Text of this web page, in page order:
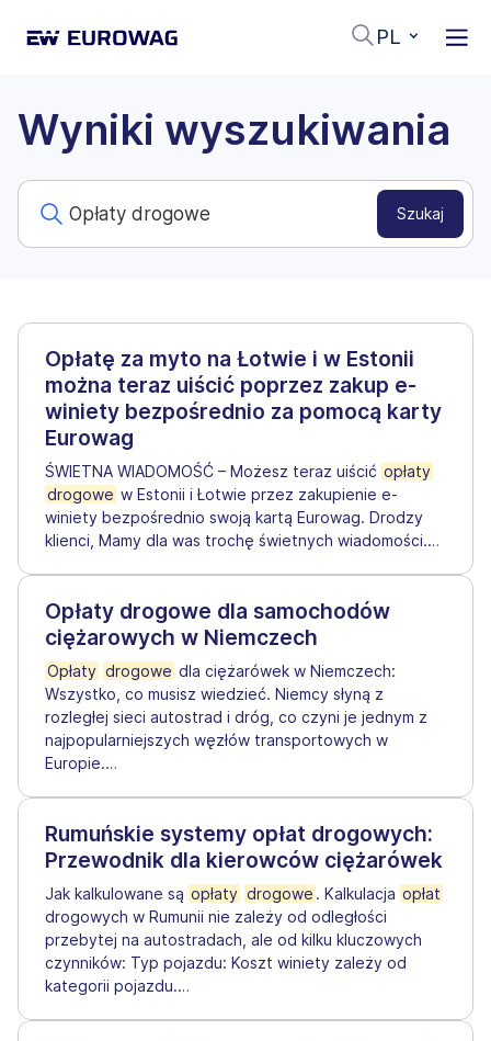
PL
Wyniki wyszukiwania
Opłatę za myto na Łotwie i w Estonii
można teraz uiścić poprzez zakup e-
winiety bezpośrednio za pomocą karty
Eurowag
ŚWIETNA WIADOMOŚĆ – Możesz teraz uiścić opłaty
drogowe w Estonii i Łotwie przez zakupienie e-
winiety bezpośrednio swoją kartą Eurowag. Drodzy
klienci, Mamy dla was trochę świetnych wiadomości.…
Opłaty drogowe dla samochodów
ciężarowych w Niemczech
Opłaty drogowe dla ciężarówek w Niemczech:
Wszystko, co musisz wiedzieć. Niemcy słyną z
rozległej sieci autostrad i dróg, co czyni je jednym z
najpopularniejszych węzłów transportowych w
Europie.…
Rumuńskie systemy opłat drogowych:
Przewodnik dla kierowców ciężarówek
Jak kalkulowane są opłaty drogowe . Kalkulacja opłat
drogowych w Rumunii nie zależy od odległości
przebytej na autostradach, ale od kilku kluczowych
czynników: Typ pojazdu: Koszt winiety zależy od
kategorii pojazdu.…